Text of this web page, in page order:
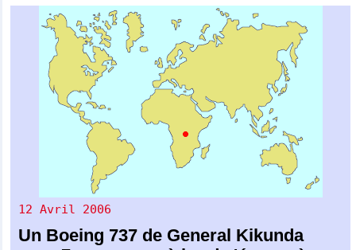
12 Avril 2006
Un Boeing 737 de General Kikunda